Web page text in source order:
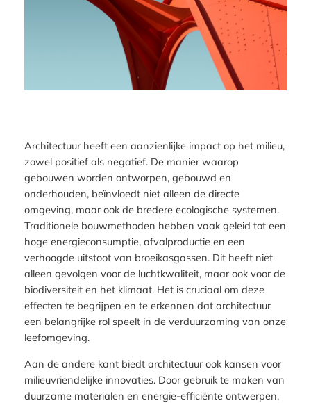
Architectuur heeft een aanzienlijke impact op het milieu,
zowel positief als negatief. De manier waarop
gebouwen worden ontworpen, gebouwd en
onderhouden, beïnvloedt niet alleen de directe
omgeving, maar ook de bredere ecologische systemen.
Traditionele bouwmethoden hebben vaak geleid tot een
hoge energieconsumptie, afvalproductie en een
verhoogde uitstoot van broeikasgassen. Dit heeft niet
alleen gevolgen voor de luchtkwaliteit, maar ook voor de
biodiversiteit en het klimaat. Het is cruciaal om deze
effecten te begrijpen en te erkennen dat architectuur
een belangrijke rol speelt in de verduurzaming van onze
leefomgeving.
Aan de andere kant biedt architectuur ook kansen voor
milieuvriendelijke innovaties. Door gebruik te maken van
duurzame materialen en energie-efficiënte ontwerpen,